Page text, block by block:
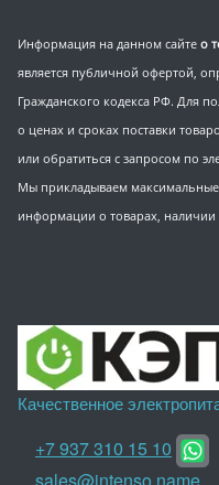
Информация на данном сайте о
является публичной офертой,
Гражданского кодекса РФ. Для
о ценах и сроках поставки
или обратиться с запросом по
Мы прикладываем
информации о товарах,
Качественное
+7 937 310 15 10